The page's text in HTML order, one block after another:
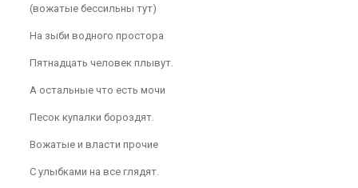
(вожатые бессильны тут)
На зыби водного простора
Пятнадцать человек плывут.
А остальные что есть мочи
Песок купалки бороздят.
Вожатые и власти прочие
С улыбками на все глядят.